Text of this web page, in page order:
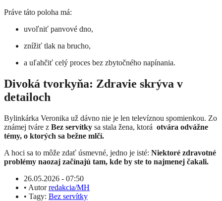
Práve táto poloha má:
uvoľniť panvové dno,
znížiť tlak na brucho,
a uľahčiť celý proces bez zbytočného napínania.
Divoká tvorkyňa: Zdravie skrýva v
detailoch
Bylinkárka Veronika už dávno nie je len televíznou spomienkou. Zo
známej tváre z Bez servítky sa stala žena, ktorá otvára odvážne
témy, o ktorých sa bežne mlčí.
A hoci sa to môže zdať úsmevné, jedno je isté: Niektoré zdravotné
problémy naozaj začínajú tam, kde by ste to najmenej čakali.
26.05.2026 - 07:50
• Autorredakcia/MH
• Tagy: Bez servítky